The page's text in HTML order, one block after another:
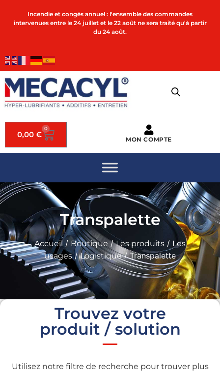
Incendie et congés annuel : l'ensemble des commandes
intervenues entre le 24 juillet et le 22 août ne sera traité qu'à partir
du 24 août.
0,00 €
0
MON COMPTE
Transpalette
Accueil/ Boutique/Les produits / Les
usages/Logistique/ Transpalette
Trouvez votre
produit / solution
Utilisez notre filtre de recherche pour trouver plus